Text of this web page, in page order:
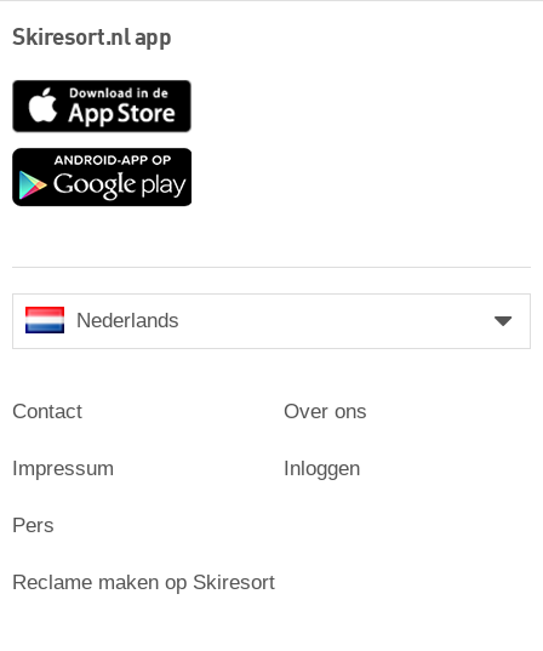
Skiresort.nl app
App
Google
Nederlands
Contact
Impressum
Pers
Over ons
Inloggen
Reclame maken op Skiresort